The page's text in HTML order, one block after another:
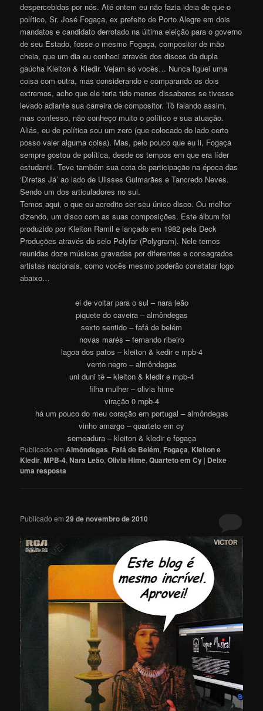
despercebidas por nós. Até ontem eu não fazia ideia de que o
político, Sr. José Fogaça, ex prefeito de Porto Alegre em dois
mandatos e candidato derrotado na última eleição para o governo
de seu Estado, fosse o mesmo Fogaça, compositor de mão
cheia, que um dia eu conheci através dos discos da dupla
gaúcha Kleiton & Kledir. Vejam só vocês… Nunca liguei uma
coisa com outra, mas considerando e comparando os dois
extremos, acho que ele teria tido menos dissabores se tivesse
levado adiante sua carreira de compositor. Tô falando assim,
mas confesso, não conheço muito o político e sua atuação.
Aliás, eu de política sou um zero (que colocado do lado certo
posso valer alguma coisa). Mas, pelo pouco que eu li, Fogaça
sempre gostou de política, desde os tempos em que era líder
estudantil. Teve também sua cota de participação na época das
‘Diretas Já’ ao lado de Ulisses Guimarães e Tancredo Neves.
Sendo um dos articuladores no sul.
Temos aqui, o que eu acredito ser seu único disco. Ou melhor
dizendo, um disco com as suas composições. Este álbum foi
produzido por Kleiton Ramil e lançado em 1982 pela Deck
Produções através do selo Polyfar (Polygram). Nele temos
reunidas doze músicas gravadas por diferentes e consagrados
artistas nacionais, como vocês mesmo poderão constatar logo
abaixo…
ei de voltar para o sul – nara leão
piquete do caveira – almôndegas
sexto sentido – fafá de belém
novas marés – fernando ribeiro
lagoa dos patos – kleiton & kedir e mpb-4
vento negro – almôndegas
uni duni tê – kleiton & kledir e mpb-4
filha mulher – olivia hime
viração 0 mpb-4
há um pouco do meu coração em portugal – almôndegas
vinho amargo – quarteto em cy
semeadura – kleiton & kledir e fogaça
Publicado em Almôndegas, Fafá de Belém, Fogaça, Kleiton e
Kledir,MPB-4,Nara Leão,Olivia Hime,Quarteto em Cy | Deixe
uma resposta
Publicado em29 de novembro de 2010